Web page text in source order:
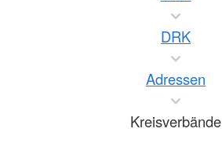
DRK
Adressen
Kreisverbände